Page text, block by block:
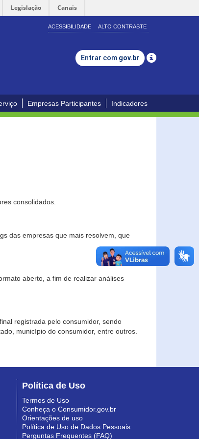
Legislação Canais
ACESSIBILIDADE ALTO CONTRASTE
Entrar com gov.br
Empresas Participantes Indicadores
consolidados.
das empresas que mais resolvem, que
aberto, a fim de realizar análises
registrada pelo consumidor, sendo
município do consumidor, entre outros.
Política de Uso
Termos de Uso
Conheça o Consumidor.gov.br
Orientações de uso
Política de Uso de Dados Pessoais
Perguntas Frequentes (FAQ)